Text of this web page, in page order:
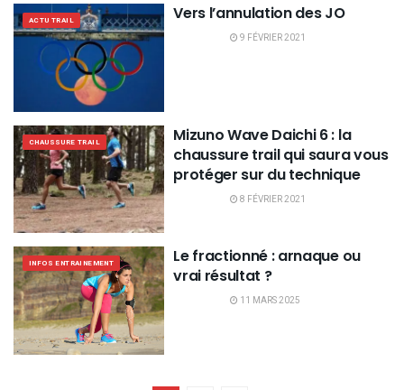
ACTU TRAIL Vers l’annulation des JO
9 FÉVRIER 2021
CHAUSSURE TRAIL
Mizuno Wave Daichi 6 : la
chaussure trail qui saura vous
protéger sur du technique
8 FÉVRIER 2021
INFOS ENTRAINEMENT
Le fractionné : arnaque ou
vrai résultat ?
11 MARS 2025